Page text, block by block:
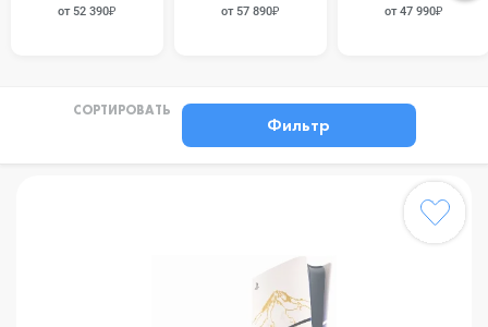
от 52 390₽ от 57 890₽ от 47 990₽
СОРТИРОВАТЬ
Фильтр